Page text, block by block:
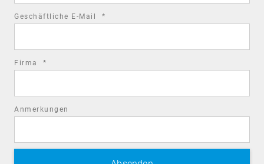
Geschäftliche E-Mail *
Firma *
Anmerkungen